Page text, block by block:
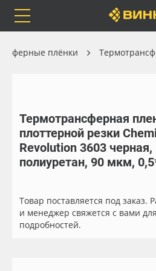
Каталог
Orafol
Доставка
Весь каталог
Рулонные материалы
Листовые материалы
плёнки
Термотрансферная
плоттерной резки
Revolution 3603
полиуретан, 90 мкм,
Товар поставляется под заказ.
и менеджер свяжется с вами
подробностей.